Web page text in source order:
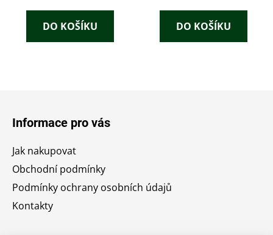
DO KOŠÍKU DO KOŠÍKU
Informace pro vás
Jak nakupovat
Obchodní podmínky
Podmínky ochrany osobních údajů
Kontakty